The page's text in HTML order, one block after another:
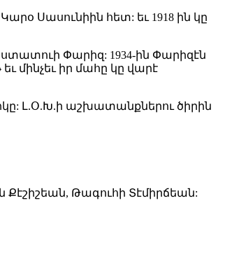
Սասունիին հետ: եւ 1918 ին կը
Փարիզ: 1934-ին Փարիզէն
մինչեւ իր մահը կը վարէ
Լ.Օ.Խ.ի աշխատանքներու ծիրին
Թագուհի Տէմիրճեան: